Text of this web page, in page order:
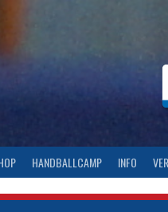
HANDBALLCAMP INFO